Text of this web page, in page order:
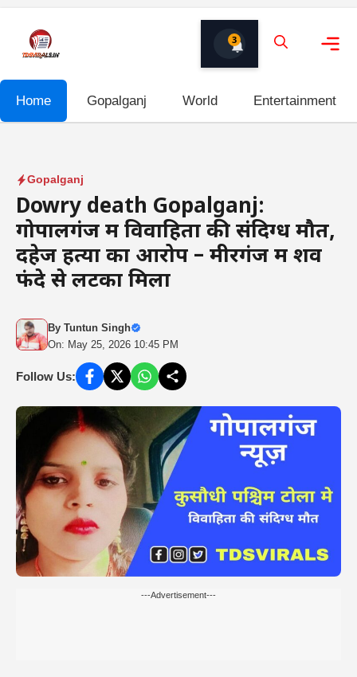
content
3
Home Gopalganj World Entertainment
Gopalganj
Dowry death Gopalganj:
गोपालगंज में विवाहिता की संदिग्ध मौत,
दहेज हत्या का आरोप – मीरगंज में शव
फंदे से लटका मिला
By Tuntun Singh
On: May 25, 2026 10:45 PM
Follow Us:
---Advertisement---